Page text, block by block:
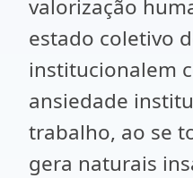
valorização
estado coletivo
institucionalem
ansiedade
trabalho, ao se
gera naturais